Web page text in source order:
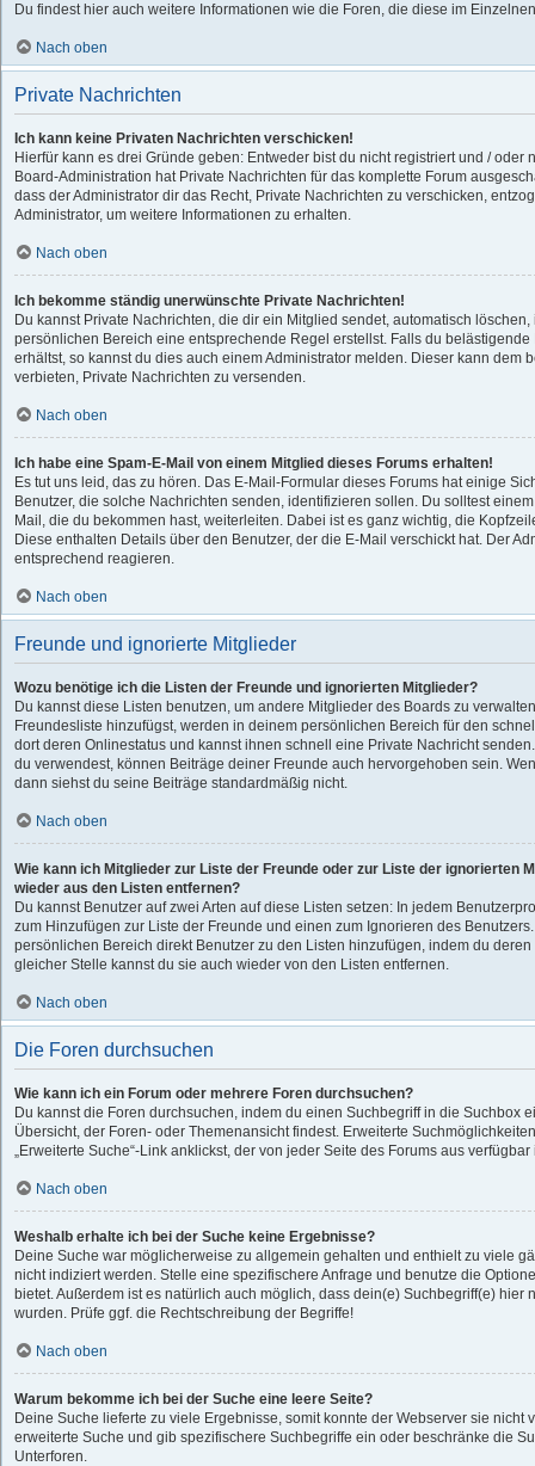
Du findest hier auch weitere Informationen wie die Foren, die diese im
Nach oben
Private Nachrichten
Ich kann keine Privaten Nachrichten verschicken!
Hierfür kann es drei Gründe geben: Entweder bist du nicht registriert und / oder
Board-Administration hat Private Nachrichten für das komplette Forum
dass der Administrator dir das Recht, Private Nachrichten zu verschicken,
Administrator, um weitere Informationen zu erhalten.
Nach oben
Ich bekomme ständig unerwünschte Private Nachrichten!
Du kannst Private Nachrichten, die dir ein Mitglied sendet, automatisch
persönlichen Bereich eine entsprechende Regel erstellst. Falls du
erhältst, so kannst du dies auch einem Administrator melden. Dieser kann dem
verbieten, Private Nachrichten zu versenden.
Nach oben
Ich habe eine Spam-E-Mail von einem Mitglied dieses Forums erhalten!
Es tut uns leid, das zu hören. Das E-Mail-Formular dieses Forums hat einige
Benutzer, die solche Nachrichten senden, identifizieren sollen. Du solltest
Mail, die du bekommen hast, weiterleiten. Dabei ist es ganz wichtig, die
Diese enthalten Details über den Benutzer, der die E-Mail verschickt hat. Der
entsprechend reagieren.
Nach oben
Freunde und ignorierte Mitglieder
Wozu benötige ich die Listen der Freunde und ignorierten Mitglieder?
Du kannst diese Listen benutzen, um andere Mitglieder des Boards zu
Freundesliste hinzufügst, werden in deinem persönlichen Bereich für den
dort deren Onlinestatus und kannst ihnen schnell eine Private Nachricht
du verwendest, können Beiträge deiner Freunde auch hervorgehoben sein.
dann siehst du seine Beiträge standardmäßig nicht.
Nach oben
Wie kann ich Mitglieder zur Liste der Freunde oder zur Liste der ignorierten
wieder aus den Listen entfernen?
Du kannst Benutzer auf zwei Arten auf diese Listen setzen: In jedem
zum Hinzufügen zur Liste der Freunde und einen zum Ignorieren des
persönlichen Bereich direkt Benutzer zu den Listen hinzufügen, indem du
gleicher Stelle kannst du sie auch wieder von den Listen entfernen.
Nach oben
Die Foren durchsuchen
Wie kann ich ein Forum oder mehrere Foren durchsuchen?
Du kannst die Foren durchsuchen, indem du einen Suchbegriff in die Suchbox
Übersicht, der Foren- oder Themenansicht findest. Erweiterte
„Erweiterte Suche“-Link anklickst, der von jeder Seite des Forums aus verfügbar
Nach oben
Weshalb erhalte ich bei der Suche keine Ergebnisse?
Deine Suche war möglicherweise zu allgemein gehalten und enthielt zu viele
nicht indiziert werden. Stelle eine spezifischere Anfrage und benutze die
bietet. Außerdem ist es natürlich auch möglich, dass dein(e) Suchbegriff(e) hier
wurden. Prüfe ggf. die Rechtschreibung der Begriffe!
Nach oben
Warum bekomme ich bei der Suche eine leere Seite?
Deine Suche lieferte zu viele Ergebnisse, somit konnte der Webserver sie nicht
erweiterte Suche und gib spezifischere Suchbegriffe ein oder beschränke die
Unterforen.